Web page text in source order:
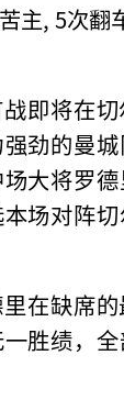
主, 5次翻
即将在
劲的曼
大将罗
场对阵
在缺席
胜绩，